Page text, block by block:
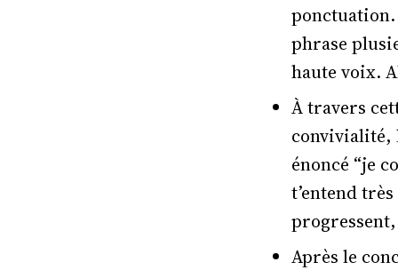
ponctuation.
phrase
haute voix.
À travers
convivialité,
énoncé “je
t’entend
Après le